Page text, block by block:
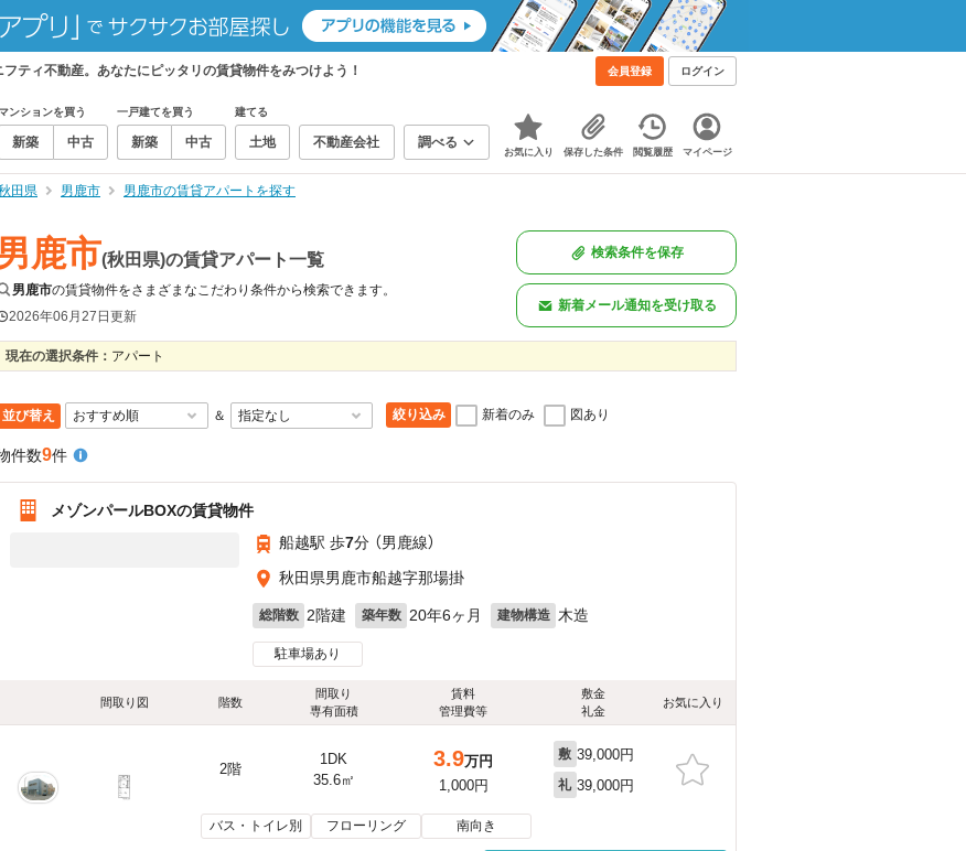
ティ不動産。あなたにピッタリの賃貸物件をみつけよう！ 会員登録 ログイン
ンションを買う
新築 中古
一戸建てを買う
新築 中古
建てる
土地 不動産会社 調べる
お気に入り 保存した条件 閲覧履歴 マイページ
田県 男鹿市 男鹿市の賃貸アパートを探す
鹿市(秋田県)の賃貸アパート一覧
男鹿市の賃貸物件をさまざまなこだわり条件から検索できます。
2026年06月27日更新
検索条件を保存
新着メール通知を受け取る
現在の選択条件： アパート
並び替え ＆ 絞り込み 新着のみ 図あり
件数9件
メゾンパールBOXの賃貸物件
船越駅 歩7分 （男鹿線）
秋田県男鹿市船越字那場掛
総階数 2階建 築年数 20年6ヶ月 建物構造 木造
駐車場あり
間取り図 階数
間取り
専有面積
賃料
管理費等
敷金
礼金
お気に入り
2階
1DK
35.6㎡
3.9万円
1,000円
敷 39,000円
礼 39,000円
バス・トイレ別 フローリング 南向き